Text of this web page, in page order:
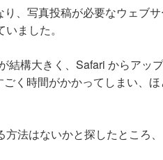
、写真投稿が必要なウェブ
ました。
構大きく、Safari からアッ
く時間がかかってしまい、
法はないかと探したところ、